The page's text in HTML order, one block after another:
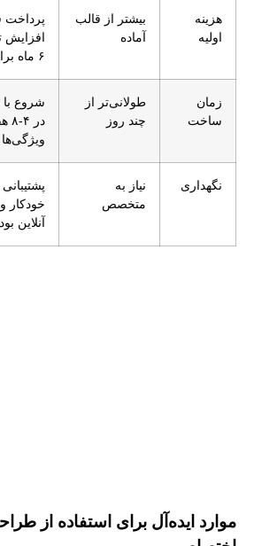
هزینه
اولیه
بیشتر از قالب
آماده
۶ ماه برای جبران
زمان
ساخت
طولانی‌تر از
چند روز
ویژگی‌ها
نگهداری
نیاز به
متخصص
آنلاین
موارد ایده‌آل برای استفاده از